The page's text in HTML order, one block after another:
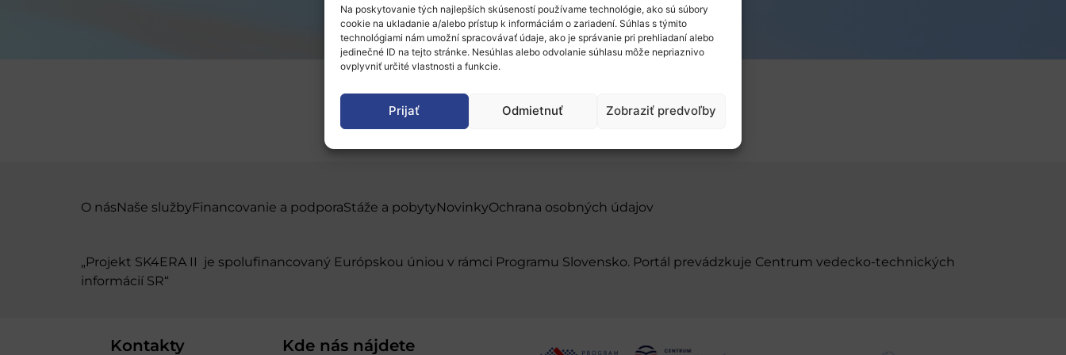
Na poskytovanie tých najlepších skúseností používame technológie, ako sú súbory
cookie na ukladanie a/alebo prístup k informáciám o zariadení. Súhlas s týmito
technológiami nám umožní spracovávať údaje, ako je správanie pri prehliadaní alebo
jedinečné ID na tejto stránke. Nesúhlas alebo odvolanie súhlasu môže nepriaznivo
ovplyvniť určité vlastnosti a funkcie.
Prijať Odmietnuť Zobraziť predvoľby
O násNaše službyFinancovanie a podporaStáže a pobytyNovinkyOchrana osobných údajov
„Projekt SK4ERA II je spolufinancovaný Európskou úniou v rámci Programu Slovensko. Portál prevádzkuje Centrum vedecko-technických
informácií SR“
Kontakty Kde nás nájdete